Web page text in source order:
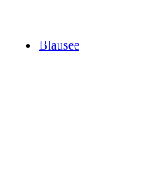
Blausee